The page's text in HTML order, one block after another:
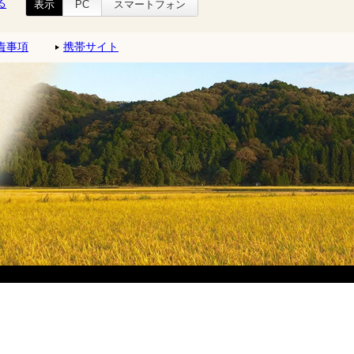
表示 PC スマートフォン
事項 携帯サイト